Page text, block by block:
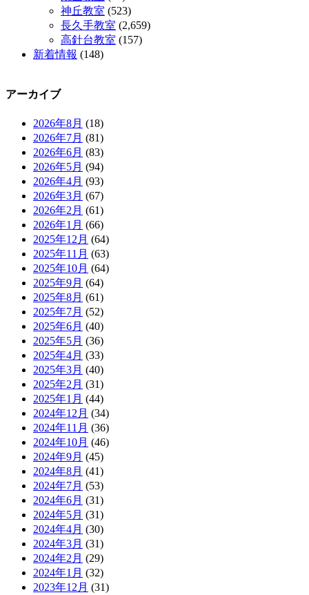
神丘教室 (523)
長久手教室 (2,659)
高針台教室 (157)
新着情報 (148)
アーカイブ
2026年8月 (18)
2026年7月 (81)
2026年6月 (83)
2026年5月 (94)
2026年4月 (93)
2026年3月 (67)
2026年2月 (61)
2026年1月 (66)
2025年12月 (64)
2025年11月 (63)
2025年10月 (64)
2025年9月 (64)
2025年8月 (61)
2025年7月 (52)
2025年6月 (40)
2025年5月 (36)
2025年4月 (33)
2025年3月 (40)
2025年2月 (31)
2025年1月 (44)
2024年12月 (34)
2024年11月 (36)
2024年10月 (46)
2024年9月 (45)
2024年8月 (41)
2024年7月 (53)
2024年6月 (31)
2024年5月 (31)
2024年4月 (30)
2024年3月 (31)
2024年2月 (29)
2024年1月 (32)
2023年12月 (31)